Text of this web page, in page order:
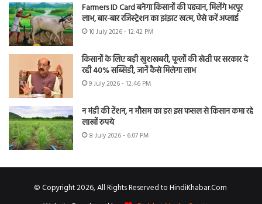
Farmers ID Card बनेगा किसानों की पहचान, मिलेंगे भरपूर
लाभ, बार-बार रजिस्ट्रेशन का झंझट खत्म, ऐसे करें अप्लाई
10 July 2026 - 12:42 PM
किसानों के लिए बड़ी खुशखबरी, फूलों की खेती पर सरकार दे
रही 40% सब्सिडी, जानें कैसे मिलेगा लाभ
9 July 2026 - 12:46 PM
न मंडी की टेंशन, न मौसम का डर! इस फसल से किसान कमा रहे
लाखों रुपये
8 July 2026 - 6:07 PM
© Copyright 2026, All Rights Reserved to HindiKhabar.Com